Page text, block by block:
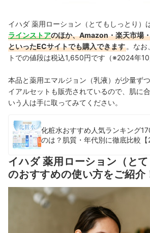
イハダ 薬用ローション（とてもしっとり）は
ラインストアのほか、Amazon・楽天市場
といったECサイトでも購入できます 。なお
トでの値段は税込1,650円です（※2024年10
本品と薬用エマルジョン（乳液）が少量ず
イアルセットも販売されているので、肌に
いう人は手に取ってみてください。
化粧水おすすめ人気ランキング
のは？肌質・年代別に徹底比較【
イハダ 薬用ローション（とて
のおすすめの使い方をご紹介